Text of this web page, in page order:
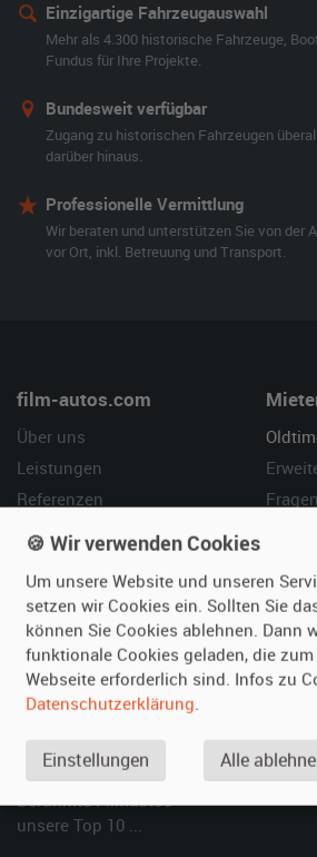
Einzigartige Fahrzeugauswahl
Mehr als 4.300 historische Fahrzeuge,
Fundus für Ihre Projekte.
Bundesweit verfügbar
Zugang zu historischen Fahrzeugen
darüber hinaus.
Professionelle Vermittlung
Wir beraten und unterstützen Sie von der
vor Ort, inkl. Betreuung und Transport.
film-autos.com
Über uns
Leistungen
Referenzen
Kundenmeinungen
Vermieten
Oldtimer anmelden
Fotos senden
Fragen für Vermieter
Hilfe
So
SPECIAL
Berühmte Filmautos –
unsere Top 10 ...
🍪 Wir verwenden Cookies
Um unsere Website und unseren
setzen wir Cookies ein. Sollten Sie
können Sie Cookies ablehnen. Dann
funktionale Cookies geladen, die
Webseite erforderlich sind. Infos zu
Datenschutzerklärung.
Einstellungen Alle